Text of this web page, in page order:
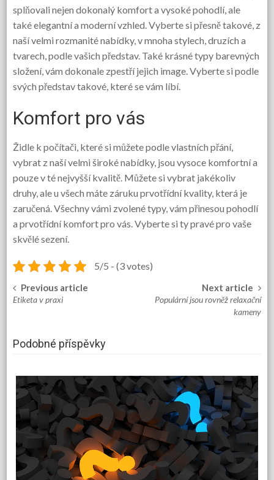
splňovali nejen dokonalý komfort a vysoké pohodlí, ale
také elegantní a moderní vzhled. Vyberte si přesně takové, z
naší velmi rozmanité nabídky, v mnoha stylech, druzích a
tvarech, podle vašich představ. Také krásné typy barevných
složení, vám dokonale zpestří jejich image. Vyberte si podle
svých představ takové, které se vám líbí.
Komfort pro vás
Židle k počítači, které si můžete podle vlastních přání,
vybrat z naší velmi široké nabídky, jsou vysoce komfortní a
pouze v té nejvyšší kvalitě. Můžete si vybrat jakékoliv
druhy, ale u všech máte záruku prvotřídní kvality, která je
zaručená. Všechny vámi zvolené typy, vám přinesou pohodlí
a prvotřídní komfort pro vás. Vyberte si ty pravé pro vaše
skvělé sezení.
5/5 - (3 votes)
Post
Previous article
Etiketa v praxi
Next article
Populární jsou rovněž relaxační
kameny
Podobné příspěvky